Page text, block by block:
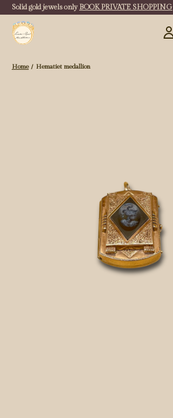
Solid gold jewels only BOOK PRIVATE SHOPPING
Home / Hematiet medallion